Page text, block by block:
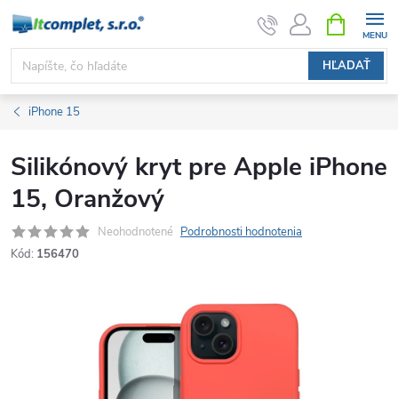
Prejsť
obsah
HĽADAŤ
KOŠÍK
iPhone 15
Silikónový kryt pre Apple iPhone
15, Oranžový
Neohodnotené Podrobnosti hodnotenia
Kód: 156470